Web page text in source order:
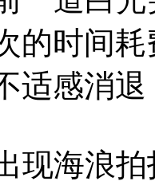
的时间
适感消
现海浪拍